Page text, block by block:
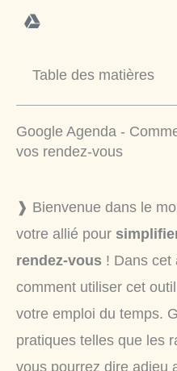
Table des matières
Google Agenda -
vos rendez-vous
❱ Bienvenue dans le
votre allié pour
rendez-vous ! Dans cet
comment utiliser cet
votre emploi du temps.
pratiques telles que les
vous pourrez dire adieu